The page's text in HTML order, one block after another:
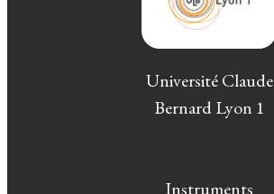
Université Claude
Bernard Lyon 1
Instruments